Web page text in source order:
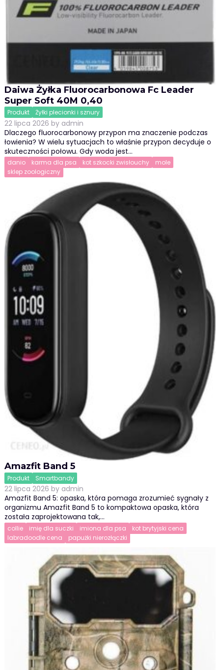
Daiwa Żyłka Fluorocarbonowa Fc Leader
Super Soft 40M 0,40
Produkt Żyłki plecionki i sznury
22 lipca 2026 by admin
Dlaczego fluorocarbonowy przypon ma znaczenie podczas
łowienia? W wielu sytuacjach to właśnie przypon decyduje o
skuteczności połowu. Gdy woda jest…
danio karma dla psa kot szkocki zwisłouchy
mole
sklep zoologiczny
Amazfit Band 5
Produkt Smartbandy
22 lipca 2026 by admin
Amazfit Band 5: opaska, która pomaga zrozumieć sygnały z
organizmu Amazfit Band 5 to kompaktowa opaska, która
została zaprojektowana tak,…
collie imię dla suczki imiona dla psa
kot brytyjski cena
labradoodle cena
papużki nierozłączki